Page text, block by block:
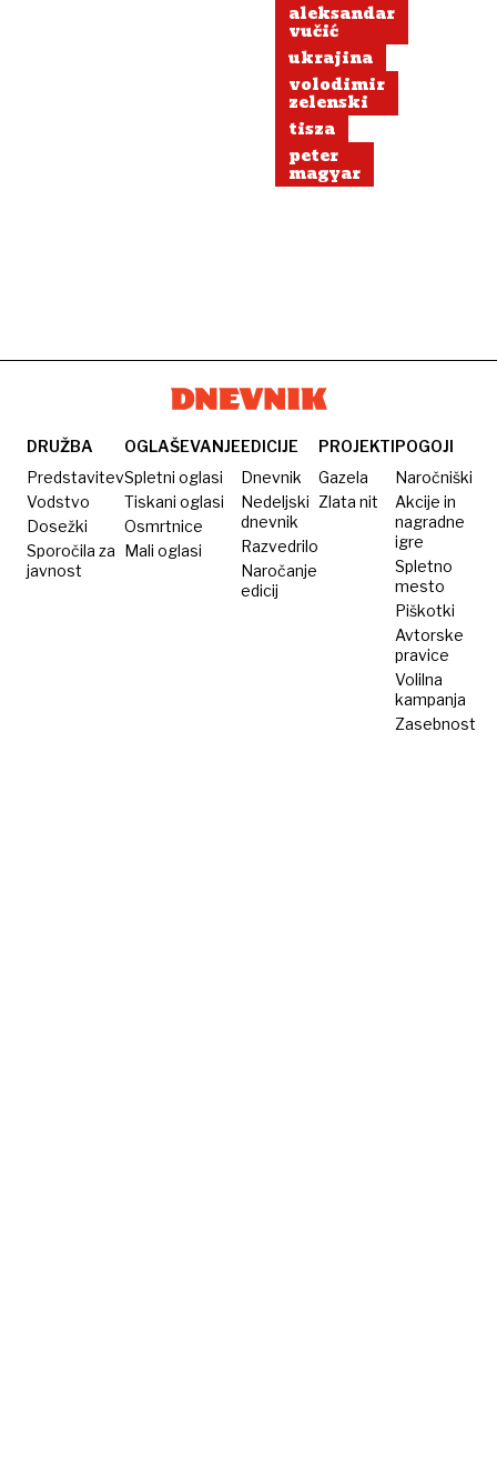
aleksandar
vučić
ukrajina
volodimir
zelenski
tisza
peter
magyar
DRUŽBA
Predstavitev
Vodstvo
Dosežki
Sporočila za
javnost
OGLAŠEVANJE
Spletni oglasi
Tiskani oglasi
Osmrtnice
Mali oglasi
EDICIJE
Dnevnik
Nedeljski
dnevnik
Razvedrilo
Naročanje
edicij
PROJEKTI
Gazela
Zlata nit
POGOJI
Naročniški
Akcije in
nagradne
igre
Spletno
mesto
Piškotki
Avtorske
pravice
Volilna
kampanja
Zasebnost